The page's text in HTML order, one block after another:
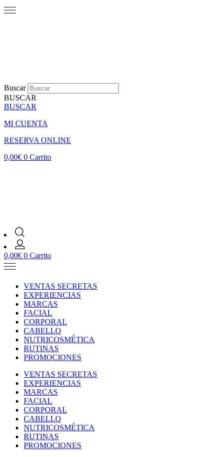
Buscar
BUSCAR
BUSCAR
MI CUENTA
RESERVA ONLINE
0,00€ 0 Carrito
0,00€ 0 Carrito
VENTAS SECRETAS
EXPERIENCIAS
MARCAS
FACIAL
CORPORAL
CABELLO
NUTRICOSMÉTICA
RUTINAS
PROMOCIONES
VENTAS SECRETAS
EXPERIENCIAS
MARCAS
FACIAL
CORPORAL
CABELLO
NUTRICOSMÉTICA
RUTINAS
PROMOCIONES